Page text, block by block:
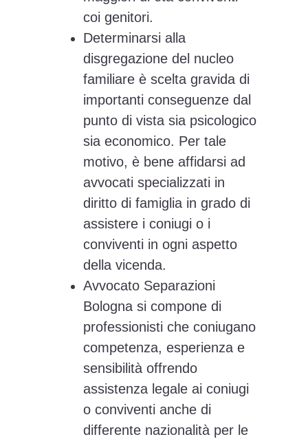
coi genitori.
Determinarsi alla
disgregazione del nucleo
familiare è scelta gravida di
importanti conseguenze dal
punto di vista sia psicologico
sia economico. Per tale
motivo, è bene affidarsi ad
avvocati specializzati in
diritto di famiglia in grado di
assistere i coniugi o i
conviventi in ogni aspetto
della vicenda.
Avvocato Separazioni
Bologna si compone di
professionisti che coniugano
competenza, esperienza e
sensibilità offrendo
assistenza legale ai coniugi
o conviventi anche di
differente nazionalità per le